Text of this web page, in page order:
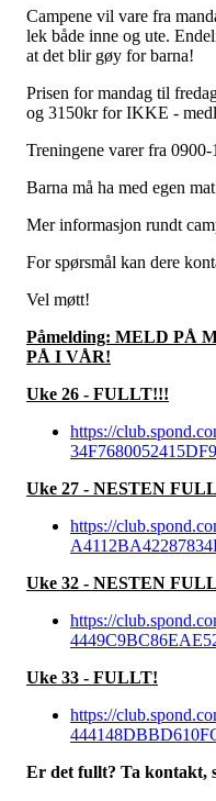
Campene vil vare fra
lek både inne og ute.
at det blir gøy for barna!
Prisen for mandag til
og 3150kr for IKKE -
Treningene varer fra 0900-
Barna må ha med egen
Mer informasjon rundt
For spørsmål kan dere
Vel møtt!
Påmelding: MELD PÅ
PÅ I VÅR!
Uke 26 - FULLT!!!
https://
Uke 27 - NESTEN
https://
Uke 32 - NESTEN
https://
Uke 33 - FULLT!
https://
Er det fullt? Ta kontakt,